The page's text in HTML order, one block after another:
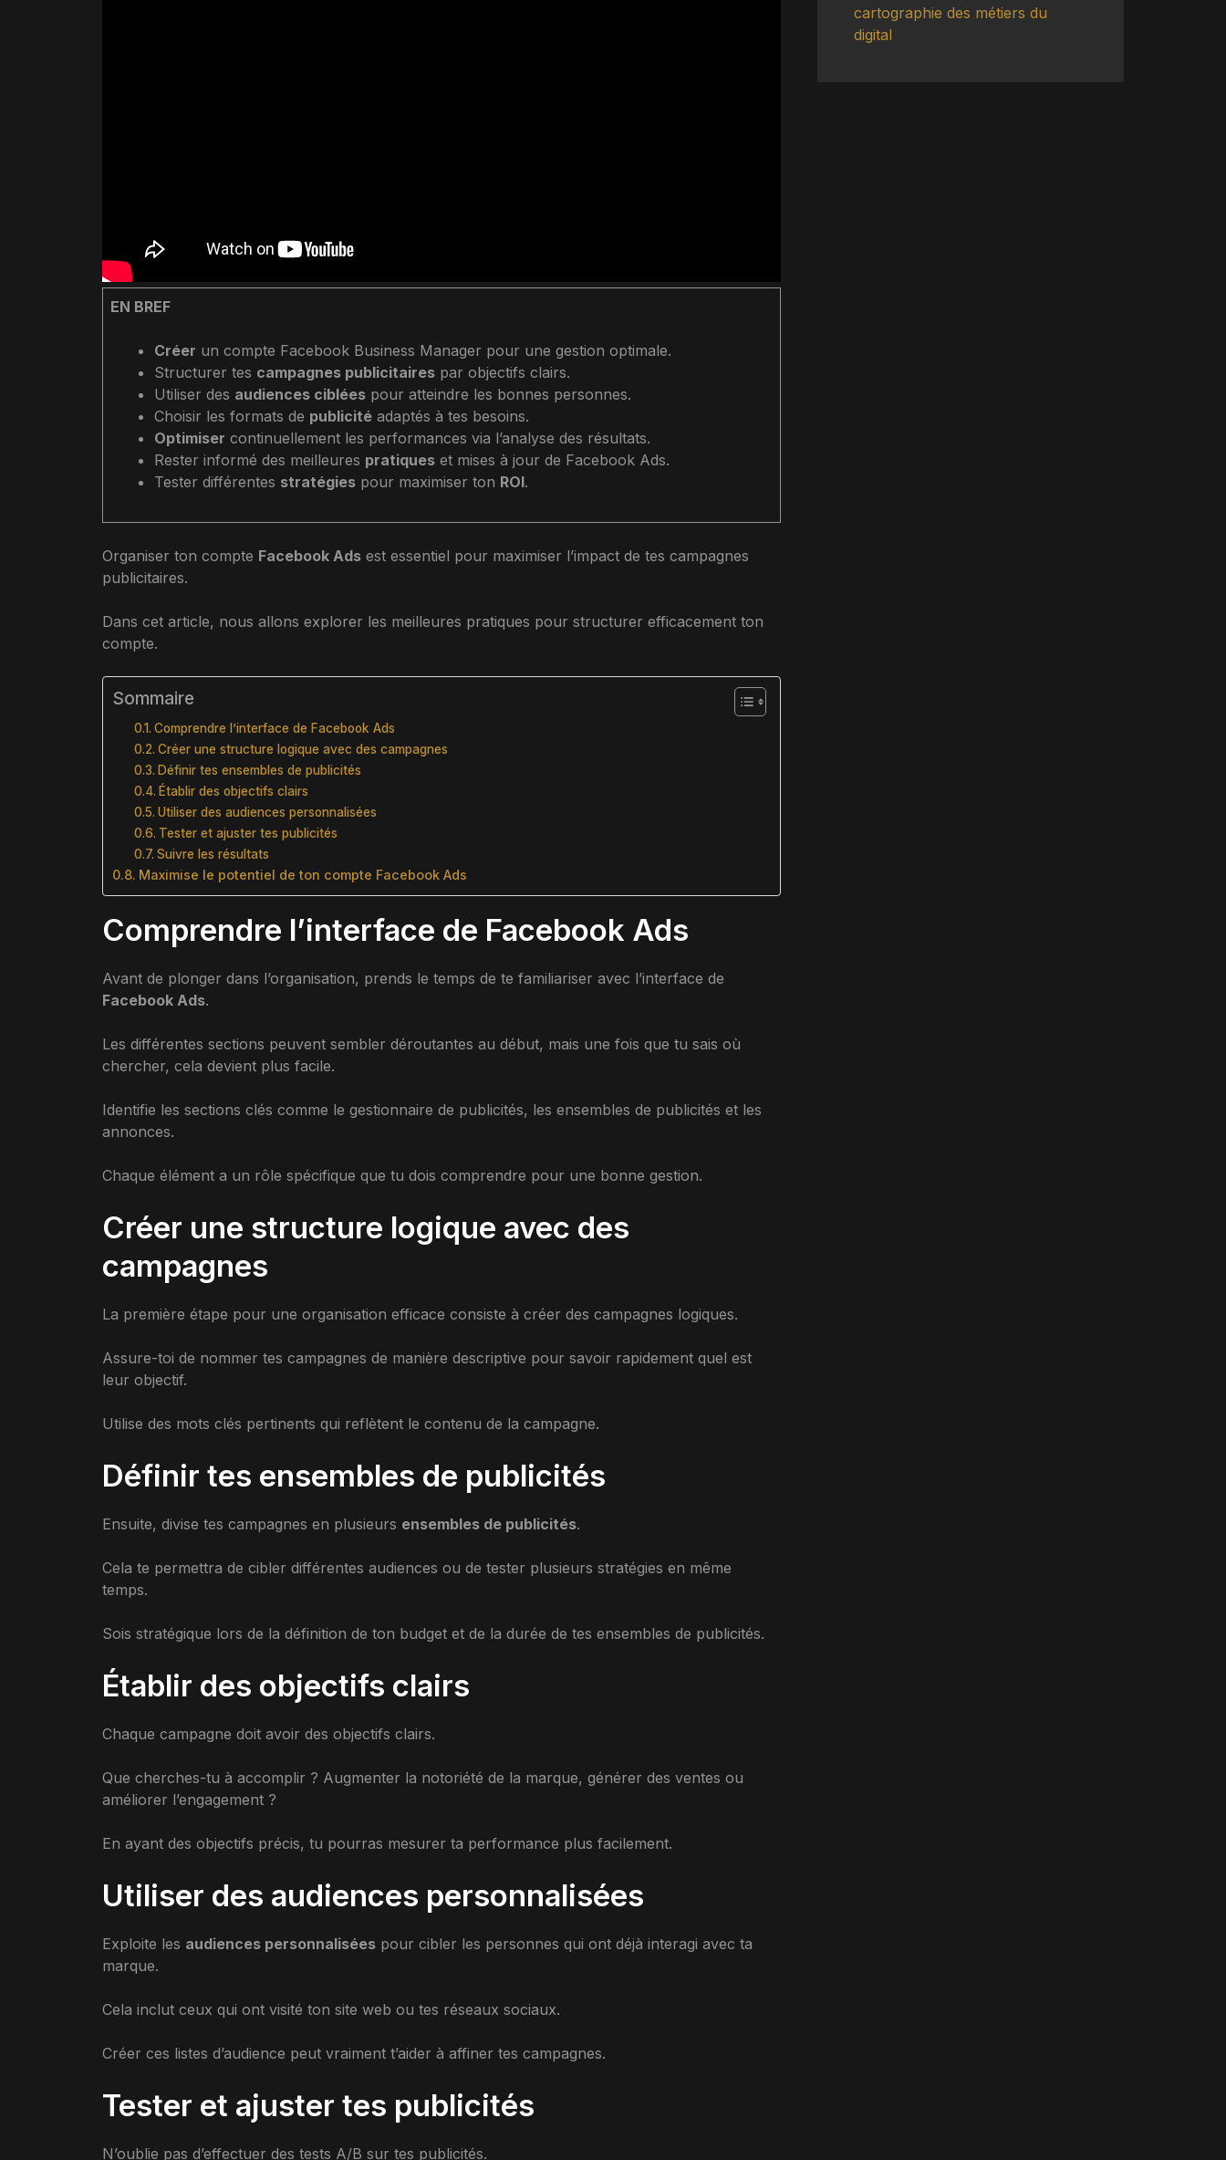
EN BREF
Créer un compte Facebook Business Manager pour une gestion optimale.
Structurer tes campagnes publicitaires par objectifs clairs.
Utiliser des audiences ciblées pour atteindre les bonnes personnes.
Choisir les formats de publicité adaptés à tes besoins.
Optimiser continuellement les performances via l’analyse des résultats.
Rester informé des meilleures pratiques et mises à jour de Facebook Ads.
Tester différentes stratégies pour maximiser ton ROI.
Organiser ton compte Facebook Ads est essentiel pour maximiser l’impact de tes campagnes
publicitaires.
Dans cet article, nous allons explorer les meilleures pratiques pour structurer efficacement ton
compte.
Sommaire
Comprendre l’interface de Facebook Ads
Créer une structure logique avec des campagnes
Définir tes ensembles de publicités
Établir des objectifs clairs
Utiliser des audiences personnalisées
Tester et ajuster tes publicités
Suivre les résultats
Maximise le potentiel de ton compte Facebook Ads
Comprendre l’interface de Facebook Ads
Avant de plonger dans l’organisation, prends le temps de te familiariser avec l’interface de
Facebook Ads.
Les différentes sections peuvent sembler déroutantes au début, mais une fois que tu sais où
chercher, cela devient plus facile.
Identifie les sections clés comme le gestionnaire de publicités, les ensembles de publicités et les
annonces.
Chaque élément a un rôle spécifique que tu dois comprendre pour une bonne gestion.
Créer une structure logique avec des
campagnes
La première étape pour une organisation efficace consiste à créer des campagnes logiques.
Assure-toi de nommer tes campagnes de manière descriptive pour savoir rapidement quel est
leur objectif.
Utilise des mots clés pertinents qui reflètent le contenu de la campagne.
Définir tes ensembles de publicités
Ensuite, divise tes campagnes en plusieurs ensembles de publicités.
Cela te permettra de cibler différentes audiences ou de tester plusieurs stratégies en même
temps.
Sois stratégique lors de la définition de ton budget et de la durée de tes ensembles de publicités.
Établir des objectifs clairs
Chaque campagne doit avoir des objectifs clairs.
Que cherches-tu à accomplir ? Augmenter la notoriété de la marque, générer des ventes ou
améliorer l’engagement ?
En ayant des objectifs précis, tu pourras mesurer ta performance plus facilement.
Utiliser des audiences personnalisées
Exploite les audiences personnalisées pour cibler les personnes qui ont déjà interagi avec ta
marque.
Cela inclut ceux qui ont visité ton site web ou tes réseaux sociaux.
Créer ces listes d’audience peut vraiment t’aider à affiner tes campagnes.
Tester et ajuster tes publicités
N’oublie pas d’effectuer des tests A/B sur tes publicités.
cartographie des métiers du
digital